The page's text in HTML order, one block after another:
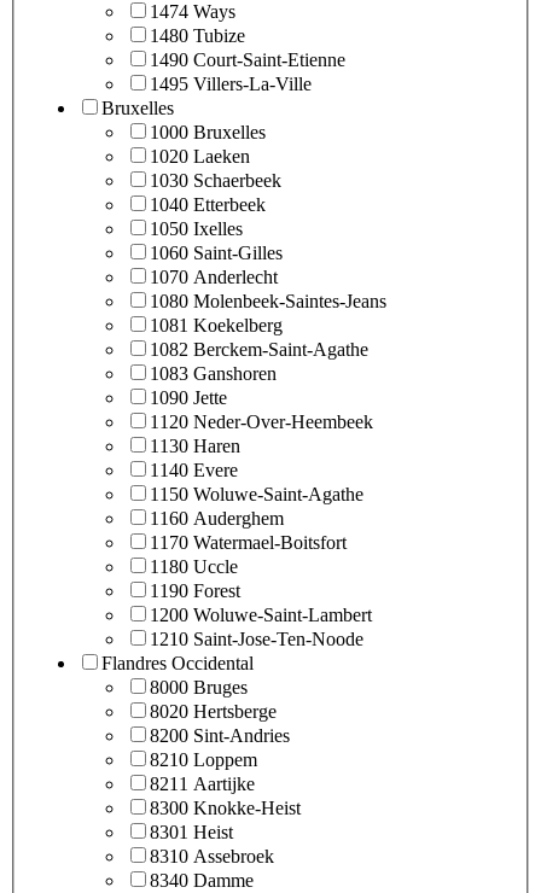
1474 Ways
1480 Tubize
1490 Court-Saint-Etienne
1495 Villers-La-Ville
Bruxelles
1000 Bruxelles
1020 Laeken
1030 Schaerbeek
1040 Etterbeek
1050 Ixelles
1060 Saint-Gilles
1070 Anderlecht
1080 Molenbeek-Saintes-Jeans
1081 Koekelberg
1082 Berckem-Saint-Agathe
1083 Ganshoren
1090 Jette
1120 Neder-Over-Heembeek
1130 Haren
1140 Evere
1150 Woluwe-Saint-Agathe
1160 Auderghem
1170 Watermael-Boitsfort
1180 Uccle
1190 Forest
1200 Woluwe-Saint-Lambert
1210 Saint-Jose-Ten-Noode
Flandres Occidental
8000 Bruges
8020 Hertsberge
8200 Sint-Andries
8210 Loppem
8211 Aartijke
8300 Knokke-Heist
8301 Heist
8310 Assebroek
8340 Damme